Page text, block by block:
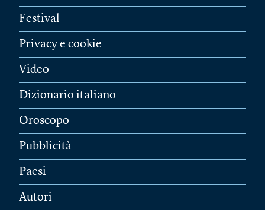
Festival
Privacy e cookie
Video
Dizionario italiano
Oroscopo
Pubblicità
Paesi
Autori